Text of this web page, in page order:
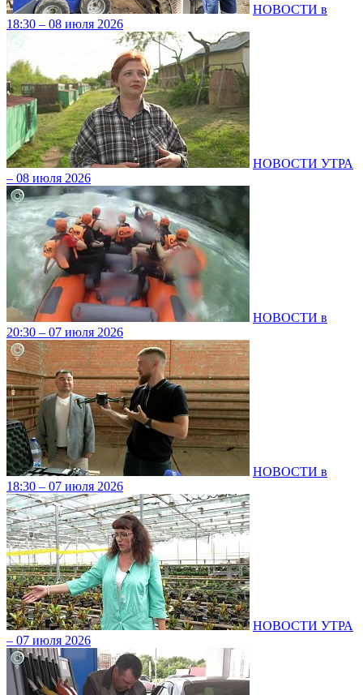
НОВОСТИ в
18:30 – 08 июля 2026
НОВОСТИ УТРА
– 08 июля 2026
НОВОСТИ в
20:30 – 07 июля 2026
НОВОСТИ в
18:30 – 07 июля 2026
НОВОСТИ УТРА
– 07 июля 2026